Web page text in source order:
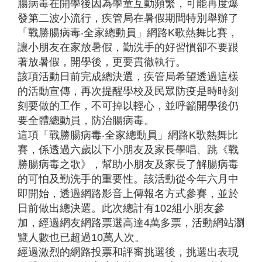
腸病毒在開學後因為學童互動頻繁，可能再度爆
發第二波小流行，疾管局在暑假期間特別舉辦了
「戰勝腸病毒‧全家總動員」網路K歌熱舞比賽，
讓小朋友在家放暑假，勤洗手的好習慣卻不要跟
著放暑假，開學後，更要貫徹執行。
該項活動日前完成總決選，疾管局希望透過這樣
的活動宣傳，再次提醒學校及民眾防疫是時時刻
刻要做的工作，不可掉以輕心，並呼籲開學後仍
要全體總動員，防治腸病毒。
這項「戰勝腸病毒‧全家總動員」網路K歌熱舞比
賽，係透過六歲以下小朋友及家長學唱、跳《戰
勝腸病毒之歌》，幫助小朋友及家長了解腸病毒
的可怕及勤洗手的重要性。該活動從今年六月中
即開始，透過網路影音上傳報名方式參賽，並於
日前做出總決選。此次總計有102組小朋友參
加，經過網友網路票選高達4萬多票，活動網站瀏
覽人數也已超過10萬人次。
經過激烈的網路投票和評審挑選後，挑選出表現